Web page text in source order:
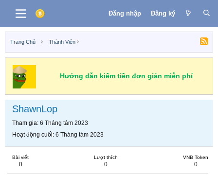
Đăng nhập Đăng ký
Trang Chủ Thành Viên
Hướng dẫn kiếm tiền đơn giản miễn phí
ShawnLop
Tham gia 6 Tháng tám 2023
Hoạt động cuối 6 Tháng tám 2023
Bài viết
0
Lượt thích
0
VNB Token
0